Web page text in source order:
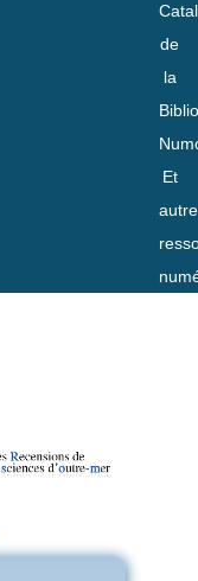
de
la
Et